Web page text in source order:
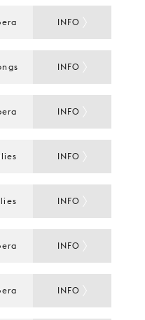
INFO
INFO
INFO
INFO
INFO
INFO
INFO